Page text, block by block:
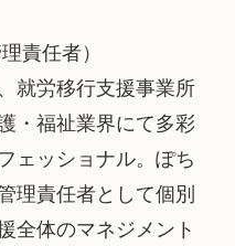
責任者）
就労移行支援事業所
・福祉業界にて多彩
ェッショナル。ぽち
理責任者として個別
全体のマネジメント